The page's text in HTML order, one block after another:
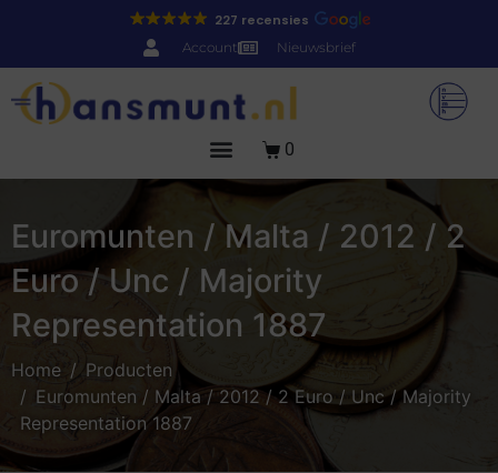
227 recensies
Account Nieuwsbrief
0
Euromunten / Malta / 2012 / 2
Euro / Unc / Majority
Representation 1887
Home
Producten
Euromunten / Malta / 2012 / 2 Euro / Unc / Majority
Representation 1887